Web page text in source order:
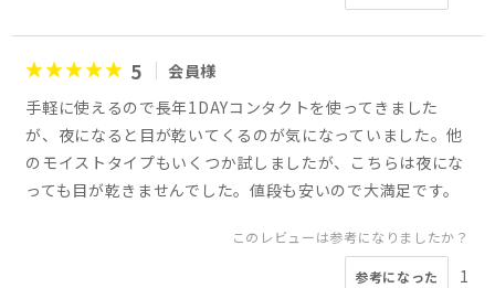
5
会員様
手軽に使えるので長年1DAYコンタクトを使ってきました
が、夜になると目が乾いてくるのが気になっていました。他
のモイストタイプもいくつか試しましたが、こちらは夜にな
っても目が乾きませんでした。値段も安いので大満足です。
このレビューは参考になりましたか？
参考になった 1